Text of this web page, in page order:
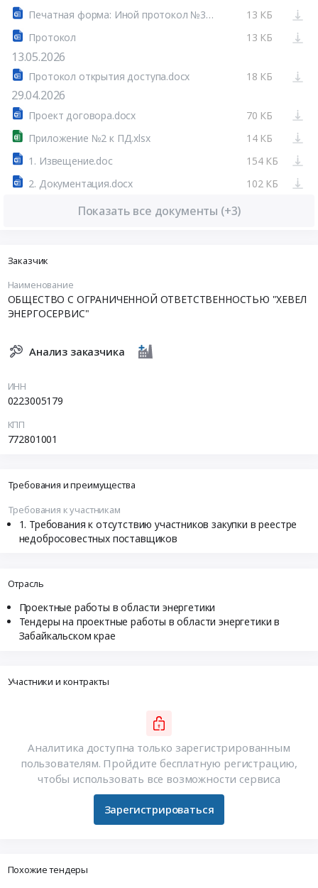
Печатная форма: Иной протокол №32615965781-01
13 КБ
Протокол
13 КБ
13.05.2026
Протокол открытия доступа.docx 18 КБ
29.04.2026
Проект договора.docx
70 КБ
Приложение №2 к ПД.xlsx
14 КБ
1. Извещение.doc
154 КБ
2. Документация.docx
102 КБ
Показать все документы (+3)
Заказчик
Наименование
ОБЩЕСТВО С ОГРАНИЧЕННОЙ ОТВЕТСТВЕННОСТЬЮ "ХЕВЕЛ
ЭНЕРГОСЕРВИС"
Анализ заказчика
ИНН
0223005179
КПП
772801001
Требования и преимущества
Требования к участникам
Требования к отсутствию участников закупки в реестре
недобросовестных поставщиков
Отрасль
Проектные работы в области энергетики
Тендеры на проектные работы в области энергетики в
Забайкальском крае
Участники и контракты
Аналитика доступна только зарегистрированным
пользователям. Пройдите бесплатную регистрацию,
чтобы использовать все возможности сервиса
Зарегистрироваться
Похожие тендеры